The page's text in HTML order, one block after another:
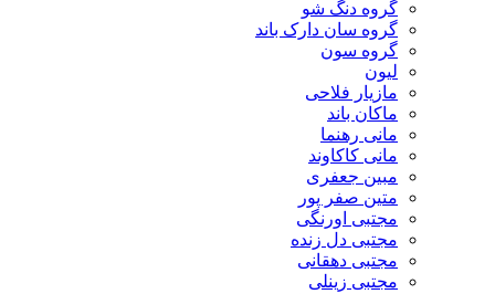
گروه دنگ شو
گروه سان دارک باند
گروه سون
لیون
مازیار فلاحی
ماکان باند
مانی رهنما
مانی کاکاوند
مبین جعفری
متین صفر پور
مجتبی اورنگی
مجتبی دل زنده
مجتبی دهقانی
مجتبی زینلی